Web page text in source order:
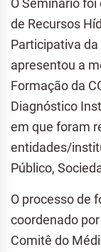
de Recursos
Participativa
apresentou a
Formação da
Diagnóstico
em que foram
entidades/
Público,
O processo de
coordenado
Comitê do